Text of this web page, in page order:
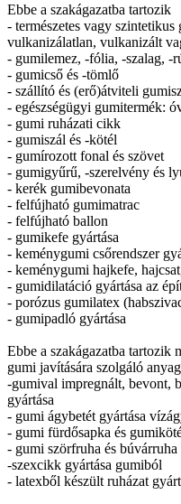
Ebbe a szakágazatba tartozik
- természetes vagy
vulkanizálatlan, vulkanizált
- gumilemez, -fólia, -szalag, -
- gumicső és -tömlő
- szállító és (erő)átviteli
- egészségügyi gumitermék:
- gumi ruházati cikk
- gumiszál és -kötél
- gumírozott fonal és szövet
- gumigyűrű, -szerelvény és
- kerék gumibevonata
- felfújható gumimatrac
- felfújható ballon
- gumikefe gyártása
- keménygumi csőrendszer
- keménygumi hajkefe,
- gumidilatáció gyártása az
- porózus gumilatex
- gumipadló gyártása
Ebbe a szakágazatba tartozik
gumi javítására szolgáló
-gumival impregnált, bevont,
gyártása
- gumi ágybetét gyártása
- gumi fürdősapka és
- gumi szörfruha és búvárruha
-szexcikk gyártása gumiból
- latexből készült ruházat